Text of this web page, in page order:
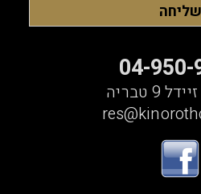
04-950-
9 טבריה